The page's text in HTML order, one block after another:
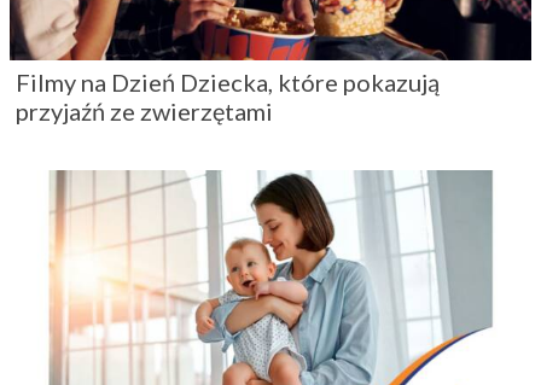
Filmy na Dzień Dziecka, które pokazują
przyjaźń ze zwierzętami